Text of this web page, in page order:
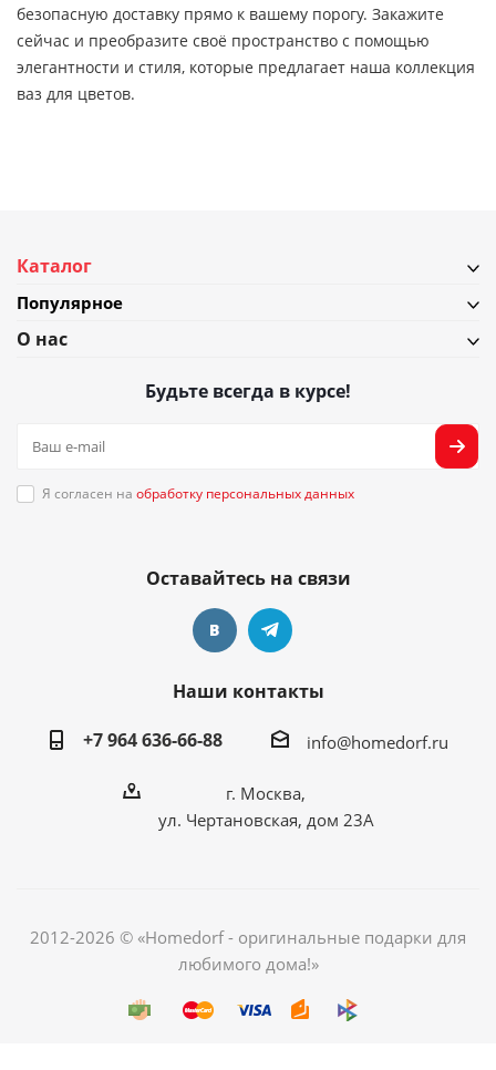
безопасную доставку прямо к вашему порогу. Закажите
сейчас и преобразите своё пространство с помощью
элегантности и стиля, которые предлагает наша коллекция
ваз для цветов.
Каталог
Популярное
О нас
Будьте всегда в курсе!
Я согласен на обработку персональных данных
Оставайтесь на связи
Наши контакты
+7 964 636-66-88
info@homedorf.ru
г. Москва,
ул. Чертановская, дом 23А
2012-2026 © «Homedorf - оригинальные подарки для
любимого дома!»